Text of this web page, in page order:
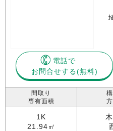
電話で
お問合せする
間取り
専有面積
1K
21.94㎡